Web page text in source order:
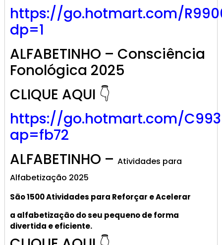
https://go.hotmart.com/
dp=1
ALFABETINHO – Consciência
Fonológica 2025
CLIQUE AQUI 👇
https://go.hotmart.com/
ap=fb72
ALFABETINHO – Atividades para
Alfabetização 2025
São 1500 Atividades para Reforçar e Acelerar
a alfabetizaçãodo seu pequeno de forma
divertida e eficiente.